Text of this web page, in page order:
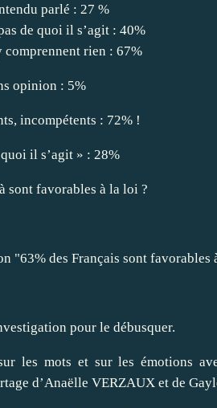
parlé : 27 %
de quoi il s’agit : 40%
comprennent rien : 67%
opinion : 5%
incompétents : 72% !
il s’agit » : 28%
sont favorables à la loi ?
"63% des Français sont
pour le débusquer.
les mots et sur les émotions
d’Anaëlle VERZAUX et de